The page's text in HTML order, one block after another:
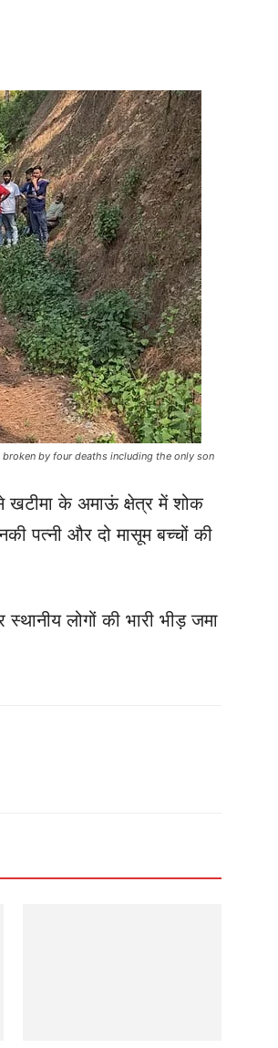
by four deaths including the only son
खटीमा के अमाऊं क्षेत्र में शोक
पत्नी और दो मासूम बच्चों की
लोगों की भारी भीड़ जमा